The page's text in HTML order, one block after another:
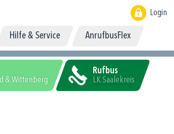
Login
Hilfe & Service AnrufbusFlex
& Wittenberg
Rufbus
LK Saalekreis